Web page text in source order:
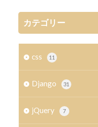
カテゴリー
css 11
Django 31
jQuery 7